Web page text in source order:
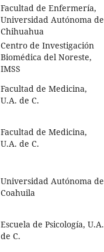
Facultad de Enfermería,
Universidad Autónoma de
Chihuahua
Centro de Investigación
Biomédica del Noreste,
IMSS
Facultad de Medicina,
U.A. de C.
Facultad de Medicina,
U.A. de C.
Universidad Autónoma de
Coahuila
Escuela de Psicología, U.A.
de C.